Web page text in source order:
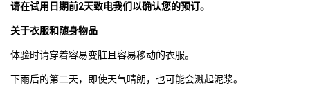
请在试用日期前2天致电我们以确认您的预订。
关于衣服和随身物品
体验时请穿着容易变脏且容易移动的衣服。
下雨后的第二天，即使天气晴朗，也可能会溅起泥浆。